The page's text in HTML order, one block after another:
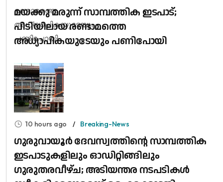
മയക്കു മരുന്ന് സാമ്പത്തിക ഇടപാട്;
പിടിയിലായ രണ്ടാമത്തെ
അധ്യാപികയുടേയും പണിപോയി
10 hours ago Breaking-News
ഗുരുവായൂർ ദേവസ്വത്തിന്റെ സാമ്പത്തിക
ഇടപാടുകളിലും ഓഡിറ്റിങ്ങിലും ​
ഗുരുതരവീഴ്ച; അടിയന്തര നടപടികൾ